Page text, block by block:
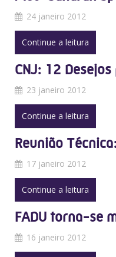
24 janeiro 2012
Continue a leitura
CNJ: 12
23 janeiro 2012
Continue a leitura
Reunião
17 janeiro 2012
Continue a leitura
FADU torna-se
16 janeiro 2012